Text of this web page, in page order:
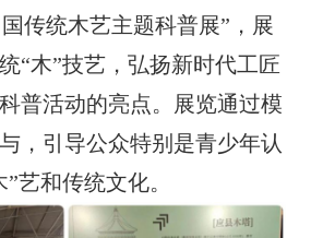
国传统木艺主题科普展”，展
“木”技艺，弘扬新时代工匠
普活动的亮点。展览通过模
，引导公众特别是青少年认
艺和传统文化。